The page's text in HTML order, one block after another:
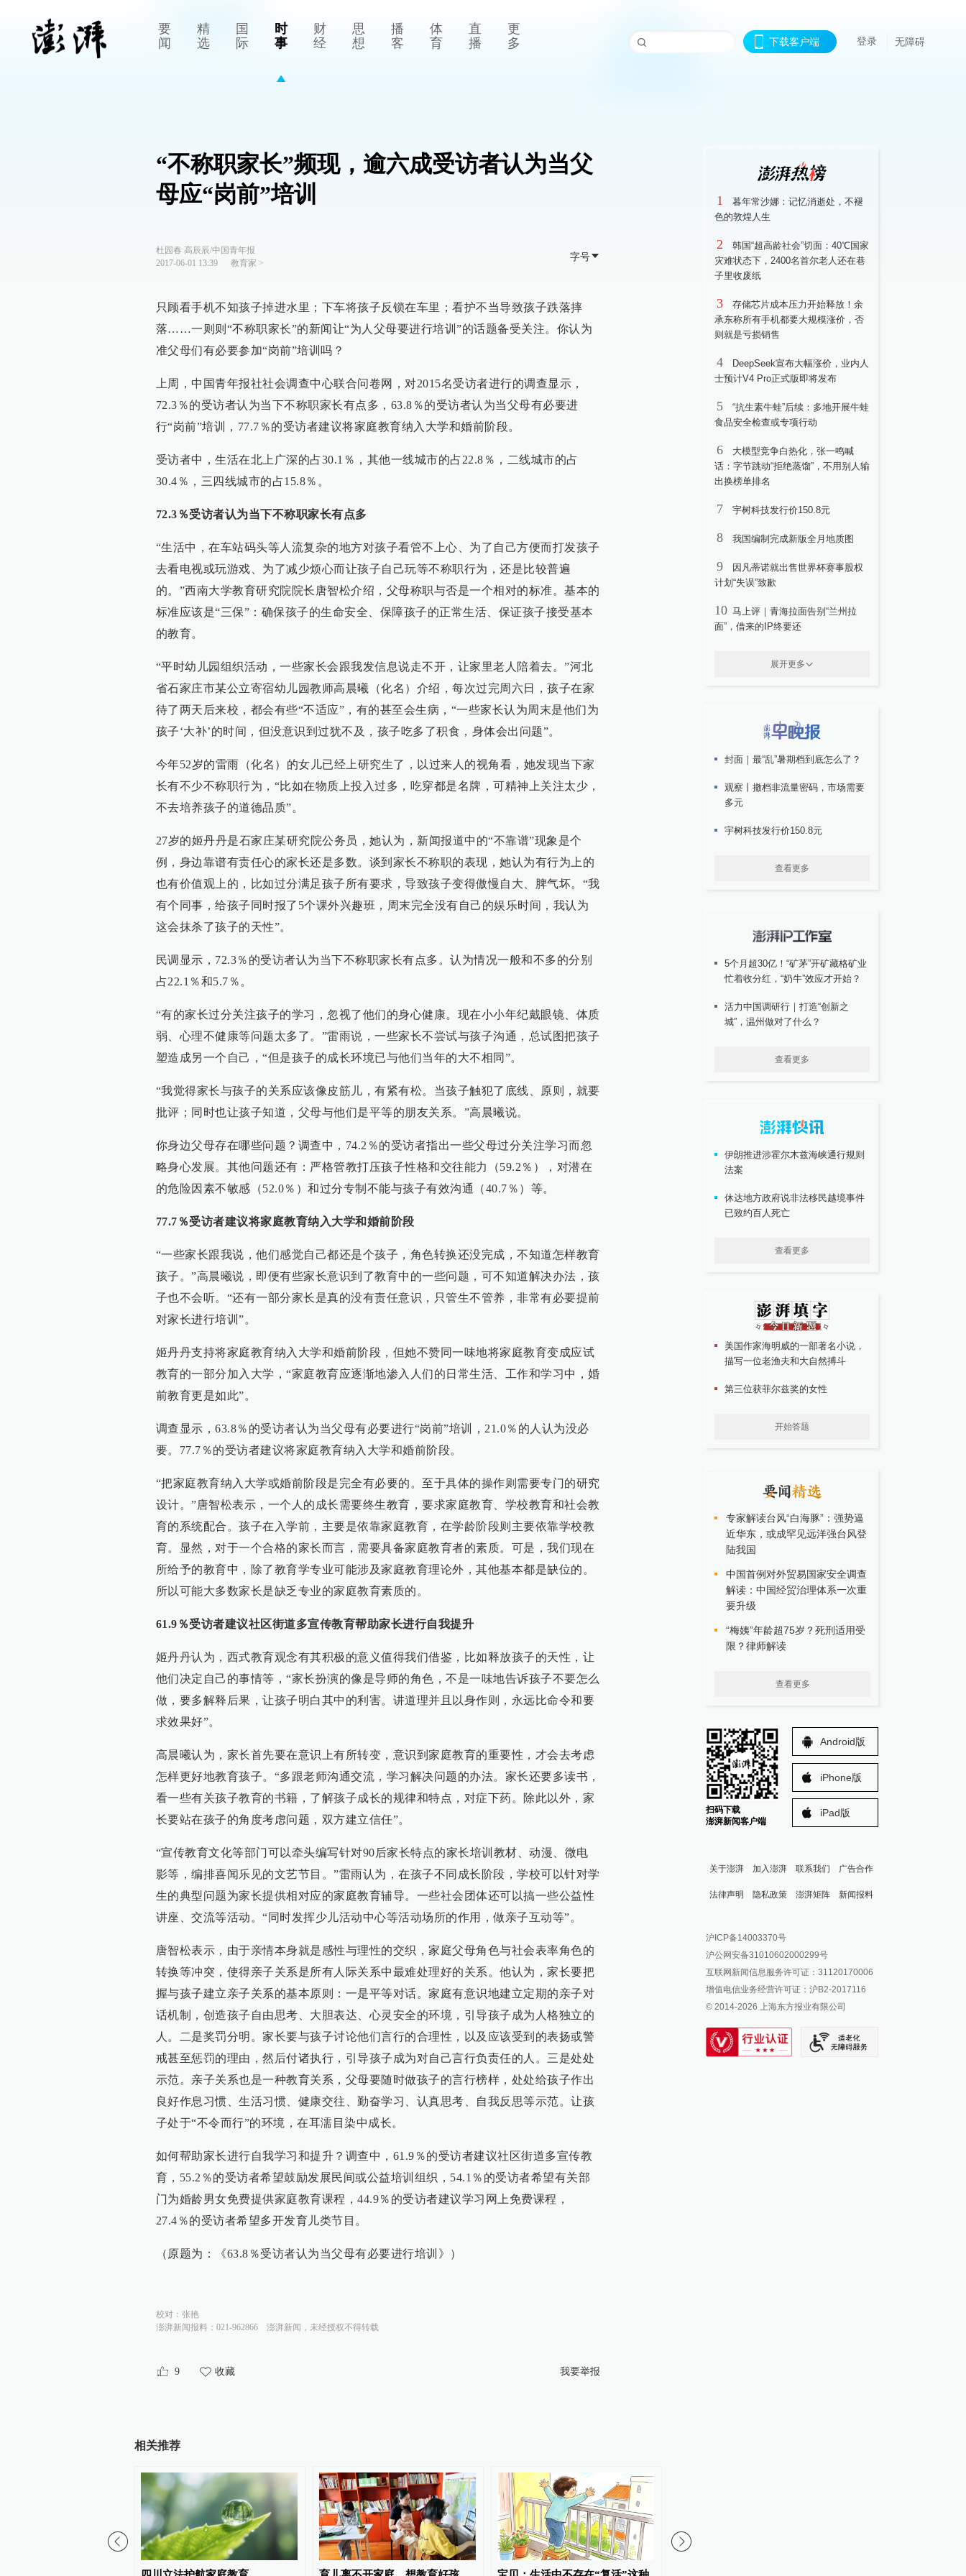
要
闻
精
选
国
际
时
事
财
经
思
想
播
客
体
育
直
播
更
多
下载客户端 登录 无障碍
“不称职家长”频现，逾六成受访者认为当父
母应“岗前”培训
杜园春 高辰辰/中国青年报
2017-06-01 13:39
教育家 >
字号
只顾看手机不知孩子掉进水里；下车将孩子反锁在车里；看护不当导致孩子跌落摔
落……一则则“不称职家长”的新闻让“为人父母要进行培训”的话题备受关注。你认为
准父母们有必要参加“岗前”培训吗？
上周，中国青年报社社会调查中心联合问卷网，对2015名受访者进行的调查显示，
72.3％的受访者认为当下不称职家长有点多，63.8％的受访者认为当父母有必要进
行“岗前”培训，77.7％的受访者建议将家庭教育纳入大学和婚前阶段。
受访者中，生活在北上广深的占30.1％，其他一线城市的占22.8％，二线城市的占
30.4％，三四线城市的占15.8％。
72.3％受访者认为当下不称职家长有点多
“生活中，在车站码头等人流复杂的地方对孩子看管不上心、为了自己方便而打发孩子
去看电视或玩游戏、为了减少烦心而让孩子自己玩等不称职行为，还是比较普遍
的。”西南大学教育研究院院长唐智松介绍，父母称职与否是一个相对的标准。基本的
标准应该是“三保”：确保孩子的生命安全、保障孩子的正常生活、保证孩子接受基本
的教育。
“平时幼儿园组织活动，一些家长会跟我发信息说走不开，让家里老人陪着去。”河北
省石家庄市某公立寄宿幼儿园教师高晨曦（化名）介绍，每次过完周六日，孩子在家
待了两天后来校，都会有些“不适应”，有的甚至会生病，“一些家长认为周末是他们为
孩子‘大补’的时间，但没意识到过犹不及，孩子吃多了积食，身体会出问题”。
今年52岁的雷雨（化名）的女儿已经上研究生了，以过来人的视角看，她发现当下家
长有不少不称职行为，“比如在物质上投入过多，吃穿都是名牌，可精神上关注太少，
不去培养孩子的道德品质”。
27岁的姬丹丹是石家庄某研究院公务员，她认为，新闻报道中的“不靠谱”现象是个
例，身边靠谱有责任心的家长还是多数。谈到家长不称职的表现，她认为有行为上的
也有价值观上的，比如过分满足孩子所有要求，导致孩子变得傲慢自大、脾气坏。“我
有个同事，给孩子同时报了5个课外兴趣班，周末完全没有自己的娱乐时间，我认为
这会抹杀了孩子的天性”。
民调显示，72.3％的受访者认为当下不称职家长有点多。认为情况一般和不多的分别
占22.1％和5.7％。
“有的家长过分关注孩子的学习，忽视了他们的身心健康。现在小小年纪戴眼镜、体质
弱、心理不健康等问题太多了。”雷雨说，一些家长不尝试与孩子沟通，总试图把孩子
塑造成另一个自己，“但是孩子的成长环境已与他们当年的大不相同”。
“我觉得家长与孩子的关系应该像皮筋儿，有紧有松。当孩子触犯了底线、原则，就要
批评；同时也让孩子知道，父母与他们是平等的朋友关系。”高晨曦说。
你身边父母存在哪些问题？调查中，74.2％的受访者指出一些父母过分关注学习而忽
略身心发展。其他问题还有：严格管教打压孩子性格和交往能力（59.2％），对潜在
的危险因素不敏感（52.0％）和过分专制不能与孩子有效沟通（40.7％）等。
77.7％受访者建议将家庭教育纳入大学和婚前阶段
“一些家长跟我说，他们感觉自己都还是个孩子，角色转换还没完成，不知道怎样教育
孩子。”高晨曦说，即便有些家长意识到了教育中的一些问题，可不知道解决办法，孩
子也不会听。“还有一部分家长是真的没有责任意识，只管生不管养，非常有必要提前
对家长进行培训”。
姬丹丹支持将家庭教育纳入大学和婚前阶段，但她不赞同一味地将家庭教育变成应试
教育的一部分加入大学，“家庭教育应逐渐地渗入人们的日常生活、工作和学习中，婚
前教育更是如此”。
调查显示，63.8％的受访者认为当父母有必要进行“岗前”培训，21.0％的人认为没必
要。77.7％的受访者建议将家庭教育纳入大学和婚前阶段。
“把家庭教育纳入大学或婚前阶段是完全有必要的。至于具体的操作则需要专门的研究
设计。”唐智松表示，一个人的成长需要终生教育，要求家庭教育、学校教育和社会教
育的系统配合。孩子在入学前，主要是依靠家庭教育，在学龄阶段则主要依靠学校教
育。显然，对于一个合格的家长而言，需要具备家庭教育者的素质。可是，我们现在
所给予的教育中，除了教育学专业可能涉及家庭教育理论外，其他基本都是缺位的。
所以可能大多数家长是缺乏专业的家庭教育素质的。
61.9％受访者建议社区街道多宣传教育帮助家长进行自我提升
姬丹丹认为，西式教育观念有其积极的意义值得我们借鉴，比如释放孩子的天性，让
他们决定自己的事情等，“家长扮演的像是导师的角色，不是一味地告诉孩子不要怎么
做，要多解释后果，让孩子明白其中的利害。讲道理并且以身作则，永远比命令和要
求效果好”。
高晨曦认为，家长首先要在意识上有所转变，意识到家庭教育的重要性，才会去考虑
怎样更好地教育孩子。“多跟老师沟通交流，学习解决问题的办法。家长还要多读书，
看一些有关孩子教育的书籍，了解孩子成长的规律和特点，对症下药。除此以外，家
长要站在孩子的角度考虑问题，双方建立信任”。
“宣传教育文化等部门可以牵头编写针对90后家长特点的家长培训教材、动漫、微电
影等，编排喜闻乐见的文艺节目。”雷雨认为，在孩子不同成长阶段，学校可以针对学
生的典型问题为家长提供相对应的家庭教育辅导。一些社会团体还可以搞一些公益性
讲座、交流等活动。“同时发挥少儿活动中心等活动场所的作用，做亲子互动等”。
唐智松表示，由于亲情本身就是感性与理性的交织，家庭父母角色与社会表率角色的
转换等冲突，使得亲子关系是所有人际关系中最难处理好的关系。他认为，家长要把
握与孩子建立亲子关系的基本原则：一是平等对话。家庭有意识地建立定期的亲子对
话机制，创造孩子自由思考、大胆表达、心灵安全的环境，引导孩子成为人格独立的
人。二是奖罚分明。家长要与孩子讨论他们言行的合理性，以及应该受到的表扬或警
戒甚至惩罚的理由，然后付诸执行，引导孩子成为对自己言行负责任的人。三是处处
示范。亲子关系也是一种教育关系，父母要随时做孩子的言行榜样，处处给孩子作出
良好作息习惯、生活习惯、健康交往、勤奋学习、认真思考、自我反思等示范。让孩
子处于“不令而行”的环境，在耳濡目染中成长。
如何帮助家长进行自我学习和提升？调查中，61.9％的受访者建议社区街道多宣传教
育，55.2％的受访者希望鼓励发展民间或公益培训组织，54.1％的受访者希望有关部
门为婚龄男女免费提供家庭教育课程，44.9％的受访者建议学习网上免费课程，
27.4％的受访者希望多开发育儿类节目。
（原题为：《63.8％受访者认为当父母有必要进行培训》）
校对： 张艳
澎湃新闻报料：021-962866
澎湃新闻，未经授权不得转载
9 收藏 我要举报
相关推荐
1
暮年常沙娜：记忆消逝处，不褪
色的敦煌人生
2
韩国“超高龄社会”切面：40℃国家
灾难状态下，2400名首尔老人还在巷
子里收废纸
3
存储芯片成本压力开始释放！余
承东称所有手机都要大规模涨价，否
则就是亏损销售
4
DeepSeek宣布大幅涨价，业内人
士预计V4 Pro正式版即将发布
5
“抗生素牛蛙”后续：多地开展牛蛙
食品安全检查或专项行动
6
大模型竞争白热化，张一鸣喊
话：字节跳动“拒绝蒸馏”，不用别人输
出换榜单排名
7 宇树科技发行价150.8元
8 我国编制完成新版全月地质图
9
因凡蒂诺就出售世界杯赛事股权
计划“失误”致歉
10 马上评｜青海拉面告别“兰州拉
面”，借来的IP终要还
展开更多
封面｜最“乱”暑期档到底怎么了？
观察丨撤档非流量密码，市场需要
多元
宇树科技发行价150.8元
查看更多
5个月超30亿！“矿茅”开矿藏格矿业
忙着收分红，“奶牛”效应才开始？
活力中国调研行｜打造“创新之
城”，温州做对了什么？
查看更多
伊朗推进涉霍尔木兹海峡通行规则
法案
休达地方政府说非法移民越境事件
已致约百人死亡
查看更多
美国作家海明威的一部著名小说，
描写一位老渔夫和大自然搏斗
第三位获菲尔兹奖的女性
开始答题
专家解读台风“白海豚”：强势逼
近华东，或成罕见远洋强台风登
陆我国
中国首例对外贸易国家安全调查
解读：中国经贸治理体系一次重
要升级
“梅姨”年龄超75岁？死刑适用受
限？律师解读
查看更多
扫码下载
澎湃新闻客户端
Android版
iPhone版
iPad版
关于澎湃 加入澎湃 联系我们 广告合作
法律声明 隐私政策 澎湃矩阵
澎湃新闻公众号
澎湃新闻抖音号
派生万物开放平台
IP SHANGHAI
SIXTH TONE
新闻报料
报料邮箱: news@thepaper.cn
沪ICP备14003370号
沪公网安备31010602000299号
互联网新闻信息服务许可证：31120170006
增值电信业务经营许可证：沪B2-2017116
© 2014-2026 上海东方报业有限公司